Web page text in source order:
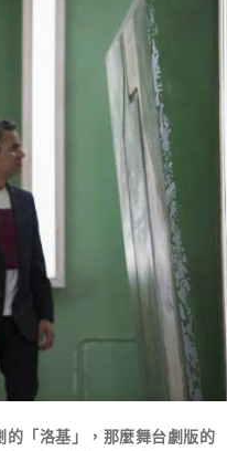
「洛基」，那麼舞台劇版的